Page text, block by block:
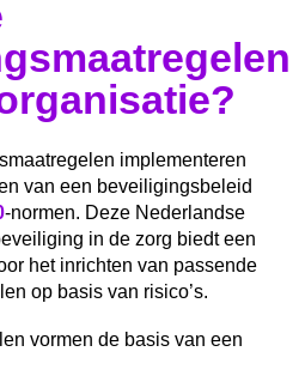
implementeren
van een beveiligingsbeleid
-normen. Deze Nederlandse
in de zorg biedt een
het inrichten van passende
op basis van risico’s.
vormen de basis van een